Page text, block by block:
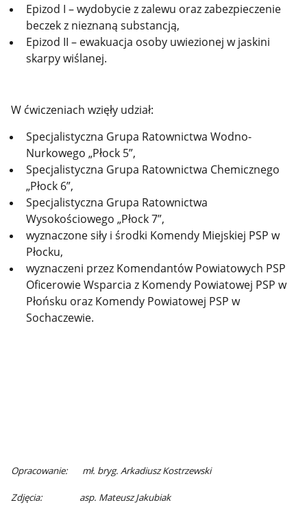
Epizod I – wydobycie z zalewu oraz zabezpieczenie
beczek z nieznaną substancją,
Epizod II – ewakuacja osoby uwiezionej w jaskini
skarpy wiślanej.
W ćwiczeniach wzięły udział:
Specjalistyczna Grupa Ratownictwa Wodno-
Nurkowego „Płock 5”,
Specjalistyczna Grupa Ratownictwa Chemicznego
„Płock 6”,
Specjalistyczna Grupa Ratownictwa
Wysokościowego „Płock 7”,
wyznaczone siły i środki Komendy Miejskiej PSP w
Płocku,
wyznaczeni przez Komendantów Powiatowych PSP
Oficerowie Wsparcia z Komendy Powiatowej PSP w
Płońsku oraz Komendy Powiatowej PSP w
Sochaczewie.
Opracowanie: mł. bryg. Arkadiusz Kostrzewski
Zdjęcia: asp. Mateusz Jakubiak